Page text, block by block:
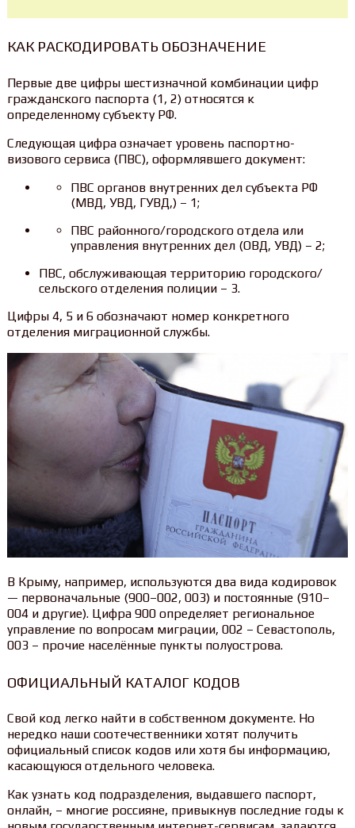
КАК РАСКОДИРОВАТЬ ОБОЗНАЧЕНИЕ
Первые две цифры шестизначной комбинации цифр
гражданского паспорта (1, 2) относятся к
определенному субъекту РФ.
Следующая цифра означает уровень паспортно-
визового сервиса (ПВС), оформлявшего документ:
ПВС органов внутренних дел субъекта РФ
(МВД, УВД, ГУВД,) – 1;
ПВС районного/городского отдела или
управления внутренних дел (ОВД, УВД) – 2;
ПВС, обслуживающая территорию городского/
сельского отделения полиции – 3.
Цифры 4, 5 и 6 обозначают номер конкретного
отделения миграционной службы.
В Крыму, например, используются два вида кодировок
— первоначальные (900–002, 003) и постоянные (910–
004 и другие). Цифра 900 определяет региональное
управление по вопросам миграции, 002 – Севастополь,
003 – прочие населённые пункты полуострова.
ОФИЦИАЛЬНЫЙ КАТАЛОГ КОДОВ
Свой код легко найти в собственном документе. Но
нередко наши соотечественники хотят получить
официальный список кодов или хотя бы информацию,
касающуюся отдельного человека.
Как узнать код подразделения, выдавшего паспорт,
онлайн, – многие россияне, привыкнув последние годы к